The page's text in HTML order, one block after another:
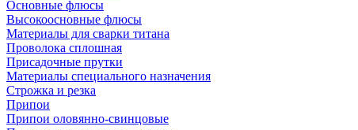
Основные флюсы
Высокоосновные флюсы
Материалы для сварки титана
Проволока сплошная
Присадочные прутки
Материалы специального назначения
Строжка и резка
Припои
Припои оловянно-свинцовые